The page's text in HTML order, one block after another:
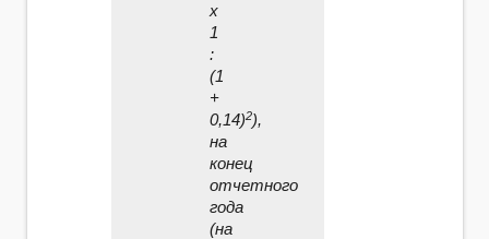
x
1
:
(1
+
0,14)2),
на
конец
отчетного
года
(на